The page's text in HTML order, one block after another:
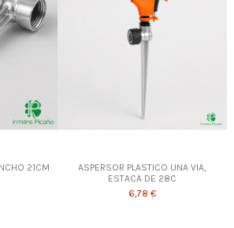
21CM
ASPERSOR PLASTICO UNA VIA,
ESTACA DE 28C
6,78 €